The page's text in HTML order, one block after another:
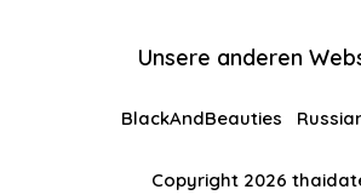
Unsere anderen
BlackAndBeauties
Copyright 2026